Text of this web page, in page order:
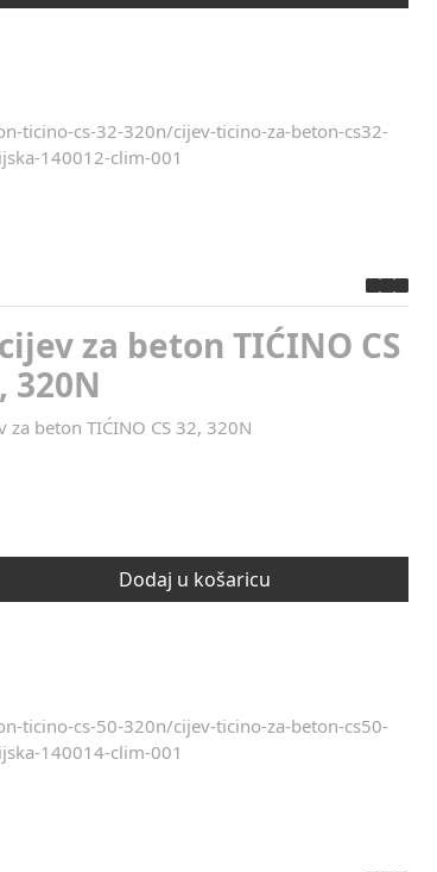
za beton TIĆINO CS
320N
za beton TIĆINO CS 32, 320N
Dodaj u košaricu